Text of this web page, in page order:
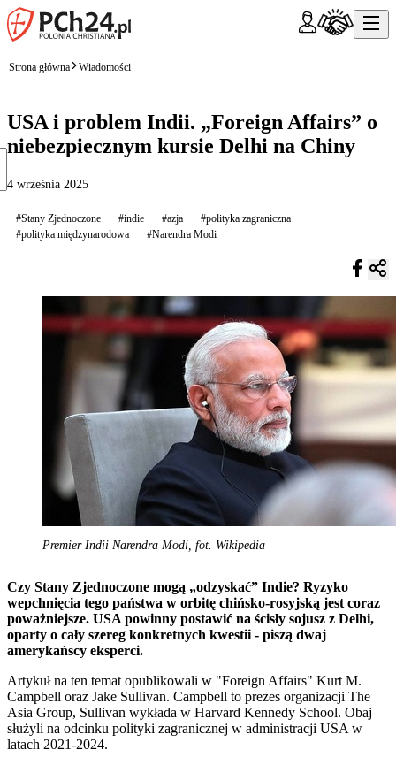
Strona główna Wiadomości
USA i problem Indii. „Foreign Affairs” o
niebezpiecznym kursie Delhi na Chiny
4 września 2025
#Stany Zjednoczone #indie #azja
#polityka zagraniczna
#polityka międzynarodowa
#Narendra Modi
Premier Indii Narendra Modi, fot. Wikipedia
Czy Stany Zjednoczone mogą „odzyskać” Indie? Ryzyko
wepchnięcia tego państwa w orbitę chińsko-rosyjską jest coraz
poważniejsze. USA powinny postawić na ścisły sojusz z Delhi,
oparty o cały szereg konkretnych kwestii - piszą dwaj
amerykańscy eksperci.
Artykuł na ten temat opublikowali w "Foreign Affairs" Kurt M.
Campbell oraz Jake Sullivan. Campbell to prezes organizacji The
Asia Group, Sullivan wykłada w Harvard Kennedy School. Obaj
służyli na odcinku polityki zagranicznej w administracji USA w
latach 2021-2024.